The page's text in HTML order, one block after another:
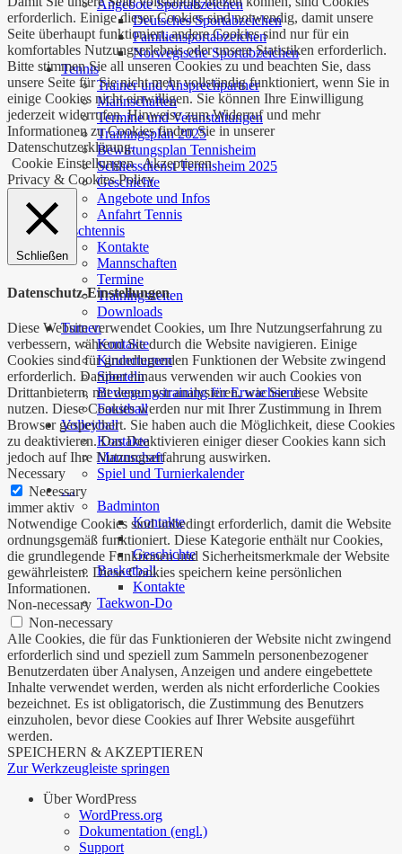
Angebote Sportabzeichen
Deutsches Sportabzeichen
Familiensportabzeichen
Norwegische Sportabzeichen
Tennis
Trainer und Ansprechpartner
Mannschaften
Termine und Veranstaltungen
Trainingsplan 2025
Bewirtungsplan Tennisheim
Schliessdienst Tennisheim 2025
Geschichte
Angebote und Infos
Anfahrt Tennis
Tischtennis
Kontakte
Mannschaften
Termine
Trainingszeiten
Downloads
Turnen
Kontakte
Kinderturnen
Sporteln
Bewegungstraining für Erwachsene
Faustball
Volleyball
Kontakte
Mannschaft
Spiel und Turnierkalender
…
Badminton
Kontakte
Geschichte
Basketball
Kontakte
Taekwon-Do
erforderlich. Einige dieser Cookies sind notwendig, damit unsere
Seite überhaupt funktioniert, andere Cookies sind nur für ein
komfortables Nutzungserlebnis oder unsere Statistiken erforderlich.
Bitte stimmen Sie all unseren Cookies zu und beachten Sie, dass
unsere Seite für Sie nicht mehr vollständig funktioniert, wenn Sie in
einige Cookies nicht einwilligen. Sie können Ihre Einwilligung
jederzeit widerrufen. Hinweise zum Widerruf und mehr
Informationen zu Cookies finden Sie in unserer
Datenschutzerklärung.
Cookie Einstellungen Akzeptieren
Privacy & Cookies Policy
Schließen
Datenschutz-Einstellungen
Diese Website verwendet Cookies, um Ihre Nutzungserfahrung zu
verbessern, während Sie durch die Website navigieren. Einige
Cookies sind für grundlegenden Funktionen der Website zwingend
erforderlich. Darüber hinaus verwenden wir auch Cookies von
Drittanbietern, mit denen wir analysieren, wie Sie diese Website
nutzen. Diese Cookies werden nur mit Ihrer Zustimmung in Ihrem
Browser gespeichert. Sie haben auch die Möglichkeit, diese Cookies
zu deaktivieren. Das Deaktivieren einiger dieser Cookies kann sich
jedoch auf Ihre Nutzungserfahrung auswirken.
Necessary
Necessary
immer aktiv
Notwendige Cookies sind unbedingt erforderlich, damit die Website
ordnungsgemäß funktioniert. Diese Kategorie enthält nur Cookies,
die grundlegende Funktionen und Sicherheitsmerkmale der Website
gewährleisten. Diese Cookies speichern keine persönlichen
Informationen.
Non-necessary
Non-necessary
Alle Cookies, die für das Funktionieren der Website nicht zwingend
erforderlich sind und speziell zum Sammeln personenbezogener
Benutzerdaten über Analysen, Anzeigen und andere eingebettete
Inhalte verwendet werden, werden als nicht erforderliche Cookies
bezeichnet. Es ist obligatorisch, die Zustimmung des Benutzers
einzuholen, bevor diese Cookies auf Ihrer Website ausgeführt
werden.
SPEICHERN & AKZEPTIEREN
Zur Werkzeugleiste springen
Über WordPress
WordPress.org
Dokumentation (engl.)
Support